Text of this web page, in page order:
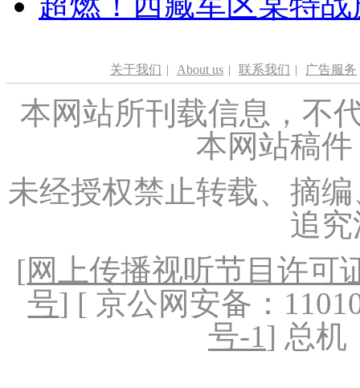
关于我们 | About us | 联系我们 | 广告服务
本网站所刊载信息，不
本网站稿
未经授权禁止转载、摘
追
[网上传播视听节目许可
号] [ 京公网安备：
号-1] 总机